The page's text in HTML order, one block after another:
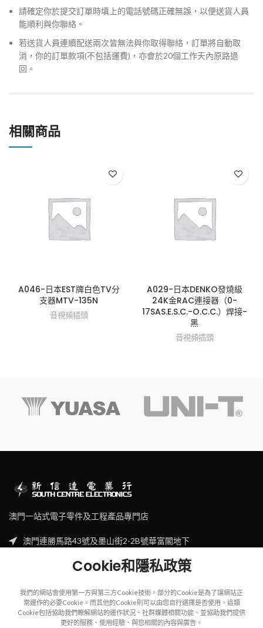
請確定你於提交訂單時填上的電話號碼正確無誤，以便送貨人員
能順利與你聯絡。
若送貨人員連續配送兩次皆無法與你取得聯絡，訂單將自動取
消，你的訂單款項(不包括運費)，亦會於20個工作天內原路退
回。
相關商品
A046-日本EST牌白色TV分
支器MTV-135N
音視頻插頭
A029-日本DENKO發燒級
24K金RAC連接器（0-
17SAS.E.S.C.-O.C.C.）焊接-
黑
音視頻插頭
澳門一站式電子零件及工程產品專門店
澳門連勝馬路43號及墨山街2-2B號華富閣地下
Cookie和隱私政策
我們的網站會使用第一方與第三方Cookie技術。部分的Cookie是為了讓網站正
常運作的必要Cookie。而其他的Cookie則可以由您自行選擇是否使用，這類
Cookie包括協助我們瞭解網站的運作狀況、社群媒體相關功能、並協助我們提供
更好的服務、使用經驗、與您相關的內容與廣告。